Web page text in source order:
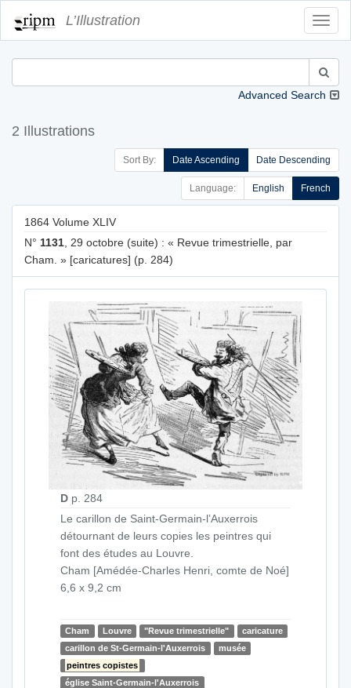
L’Illustration
Advanced Search
2 Illustrations
Sort By: Date Ascending Date Descending
Language: English French
1864 Volume XLIV
N° 1131 , 29 octobre (suite) : « Revue trimestrielle, par
Cham. » [caricatures] (p. 284)
D p. 284
Le carillon de Saint-Germain-l’Auxerrois
détournant de leurs copies les peintres qui
font des études au Louvre.
Cham [Amédée-Charles Henri, comte de Noé]
6,6 x 9,2 cm
Cham Louvre "Revue trimestrielle"
caricature
carillon de St-Germain-l'Auxerrois
musée
peintres copistes
église Saint-Germain-l'Auxerrois